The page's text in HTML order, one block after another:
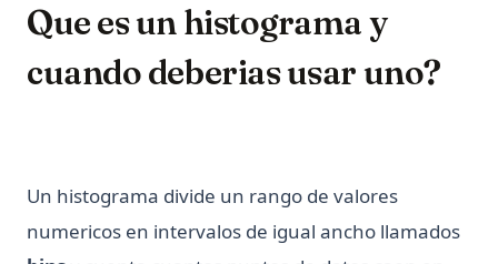
Que es un histograma y
cuando deberias usar uno?
Un histograma divide un rango de valores
numericos en intervalos de igual ancho llamados